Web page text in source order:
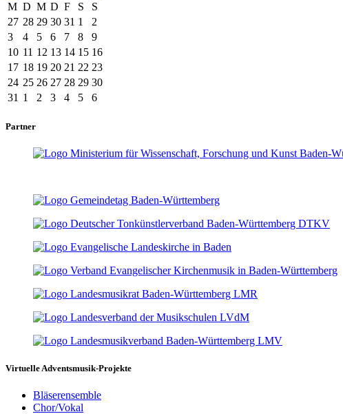
M D M D F S
S
27 28 29 30 31 1
2
3
4 5 6 7 8
9
10 11 12 13 14 15 16
17 18 19 20 21 22 23
24 25 26 27 28 29 30
31 1 2 3 4 5 6
Partner
Virtuelle Adventsmusik-Projekte
Bläserensemble
Chor/Vokal